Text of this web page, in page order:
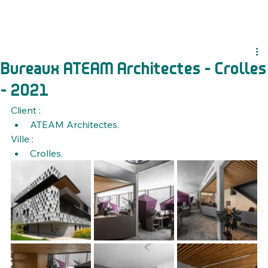
Bureaux ATEAM Architectes - Crolles
- 2021
Client :
ATEAM Architectes.
Ville :
Crolles.